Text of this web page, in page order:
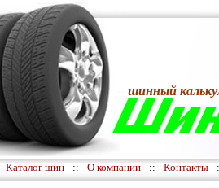
шинный
Каталог шин :: О компании :: Контакты